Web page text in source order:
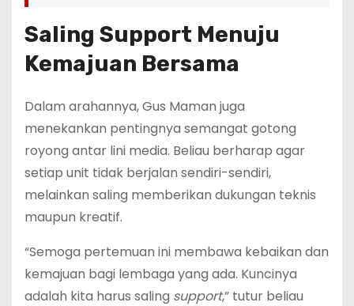
Saling Support Menuju
Kemajuan Bersama
Dalam arahannya, Gus Maman juga
menekankan pentingnya semangat gotong
royong antar lini media. Beliau berharap agar
setiap unit tidak berjalan sendiri-sendiri,
melainkan saling memberikan dukungan teknis
maupun kreatif.
“Semoga pertemuan ini membawa kebaikan dan
kemajuan bagi lembaga yang ada. Kuncinya
adalah kita harus saling support,” tutur beliau